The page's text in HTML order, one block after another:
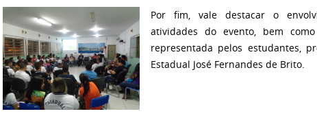
Por fim, vale destacar o
atividades do evento, bem
representada pelos estudantes,
Estadual José Fernandes de Brito.